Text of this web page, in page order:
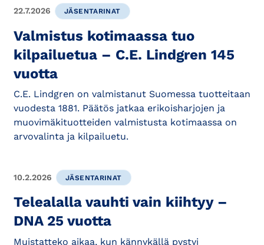
22.7.2026 JÄSENTARINAT
Valmistus kotimaassa tuo
kilpailuetua – C.E. Lindgren 145
vuotta
C.E. Lindgren on valmistanut Suomessa tuotteitaan
vuodesta 1881. Päätös jatkaa erikoisharjojen ja
muovimäkituotteiden valmistusta kotimaassa on
arvovalinta ja kilpailuetu.
10.2.2026 JÄSENTARINAT
Telealalla vauhti vain kiihtyy –
DNA 25 vuotta
Muistatteko aikaa, kun kännykällä pystyi